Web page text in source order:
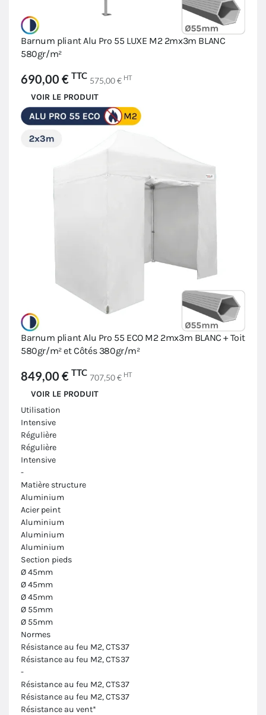
Barnum pliant Alu Pro 55 LUXE M2 2mx3m BLANC
580gr/m²
690,00 € TTC 575,00 € HT
VOIR LE PRODUIT
Barnum pliant Alu Pro 55 ECO M2 2mx3m BLANC + Toit
580gr/m² et Côtés 380gr/m²
849,00 € TTC 707,50 € HT
VOIR LE PRODUIT
Utilisation
Intensive
Régulière
Régulière
Intensive
-
Matière structure
Aluminium
Acier peint
Aluminium
Aluminium
Aluminium
Section pieds
Ø 45mm
Ø 45mm
Ø 45mm
Ø 55mm
Ø 55mm
Normes
Résistance au feu M2, CTS37
Résistance au feu M2, CTS37
-
Résistance au feu M2, CTS37
Résistance au feu M2, CTS37
Résistance au vent*